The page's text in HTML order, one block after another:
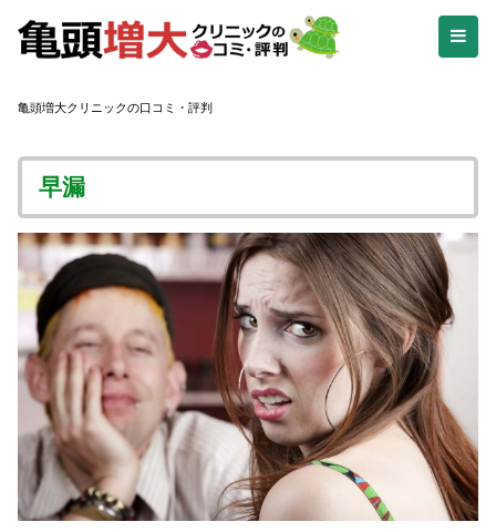
亀頭増大クリニックの口コミ・評判
早漏